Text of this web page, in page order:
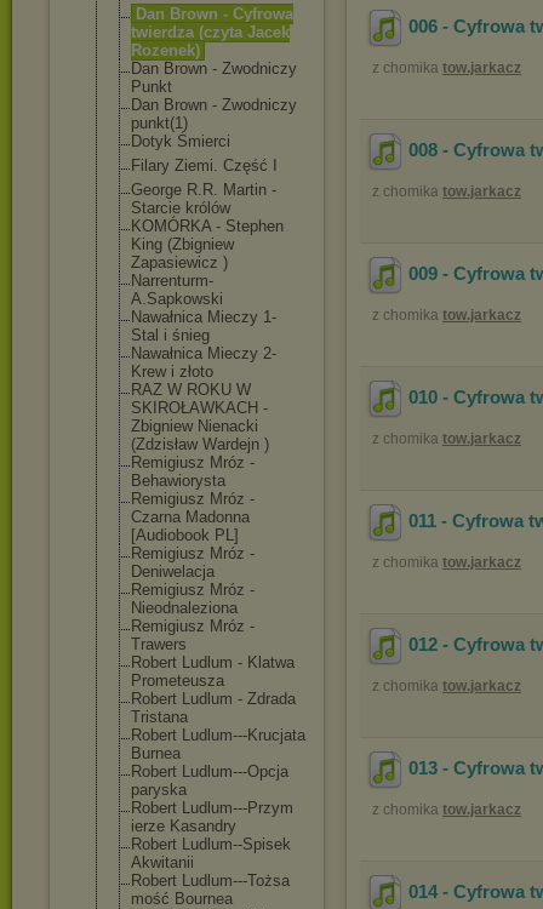
Dan Brown - Cyfrowa
twierdza (czyta Jacek
Rozenek)
Dan Brown - Zwodniczy
Punkt
Dan Brown - Zwodniczy
punkt(1)
Dotyk Śmierci
Filary Ziemi. Część I
George R.R. Martin -
Starcie królów
KOMÓRKA - Stephen
King (Zbigniew
Zapasiewicz )
Narrenturm-
A.Sapkowski
Nawałnica Mieczy 1-
Stal i śnieg
Nawałnica Mieczy 2-
Krew i złoto
RAZ W ROKU W
SKIROŁAWKACH -
Zbigniew Nienacki
(Zdzisław Wardejn )
Remigiusz Mróz -
Behawiorysta
Remigiusz Mróz -
Czarna Madonna
[Audiobook PL]
Remigiusz Mróz -
Deniwelacja
Remigiusz Mróz -
Nieodnaleziona
Remigiusz Mróz -
Trawers
Robert Ludlum - Klatwa
Prometeusza
Robert Ludlum - Zdrada
Tristana
Robert Ludlum---Krucjata
Burnea
Robert Ludlum---Opcja
paryska
Robert Ludlum---Przym
ierze Kasandry
Robert Ludlum--Spisek
Akwitanii
Robert Ludlum---Tożsa
mość Bournea
006 - Cyfrowa
z chomika tow.jarkacz
008 - Cyfrowa
z chomika tow.jarkacz
009 - Cyfrowa
z chomika tow.jarkacz
010 - Cyfrowa
z chomika tow.jarkacz
011 - Cyfrowa
z chomika tow.jarkacz
012 - Cyfrowa
z chomika tow.jarkacz
013 - Cyfrowa
z chomika tow.jarkacz
014 - Cyfrowa